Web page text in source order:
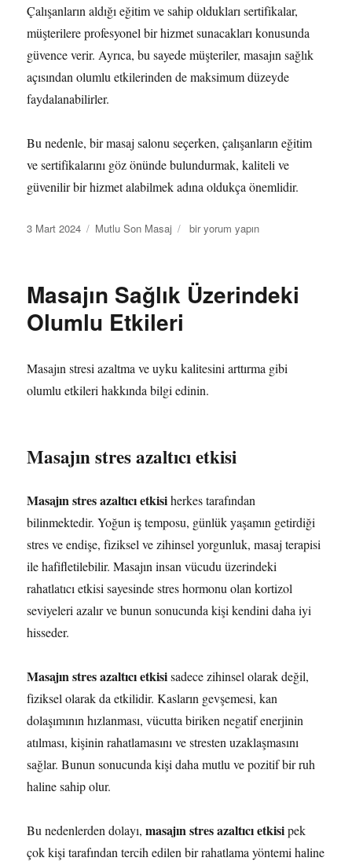
Çalışanların aldığı eğitim ve sahip oldukları sertifikalar,
müşterilere profesyonel bir hizmet sunacakları konusunda
güvence verir. Ayrıca, bu sayede müşteriler, masajın sağlık
açısından olumlu etkilerinden de maksimum düzeyde
faydalanabilirler.
Bu nedenle, bir masaj salonu seçerken, çalışanların eğitim
ve sertifikalarını göz önünde bulundurmak, kaliteli ve
güvenilir bir hizmet alabilmek adına oldukça önemlidir.
Yayın
3 Mart 2024 Kategoriler
Mutlu Son Masaj
Masaj
Edilmesi
bir yorum yapın
Masajın Sağlık Üzerindeki
Olumlu Etkileri
Masajın stresi azaltma ve uyku kalitesini arttırma gibi
olumlu etkileri hakkında bilgi edinin.
Masajın stres azaltıcı etkisi
Masajın stres azaltıcı etkisiherkes tarafından
bilinmektedir. Yoğun iş temposu, günlük yaşamın getirdiği
stres ve endişe, fiziksel ve zihinsel yorgunluk, masaj terapisi
ile hafifletilebilir. Masajın insan vücudu üzerindeki
rahatlatıcı etkisi sayesinde stres hormonu olan kortizol
seviyeleri azalır ve bunun sonucunda kişi kendini daha iyi
hisseder.
Masajın stres azaltıcı etkisisadece zihinsel olarak değil,
fiziksel olarak da etkilidir. Kasların gevşemesi, kan
dolaşımının hızlanması, vücutta biriken negatif enerjinin
atılması, kişinin rahatlamasını ve stresten uzaklaşmasını
sağlar. Bunun sonucunda kişi daha mutlu ve pozitif bir ruh
haline sahip olur.
Bu nedenlerden dolayı,masajın stres azaltıcı etkisipek
çok kişi tarafından tercih edilen bir rahatlama yöntemi haline